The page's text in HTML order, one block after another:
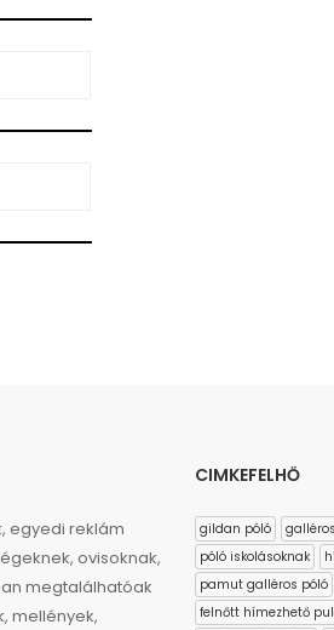
egyedi reklám
ovisoknak,
megtalálhatóak
mellények,
CIMKEFELHŐ
gildan póló
póló iskolásoknak
pamut galléros póló
felnőtt hímezhető